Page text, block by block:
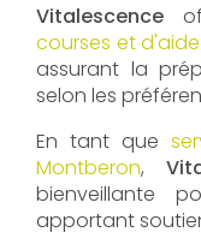
Vitalescence
courses et
assurant la
selon les
En tant que
Montberon,
bienveillante
apportant